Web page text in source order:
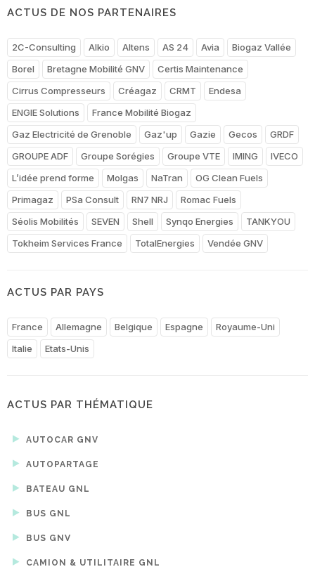
ACTUS DE NOS PARTENAIRES
2C-Consulting Alkio Altens AS 24 Avia
Biogaz Vallée
Borel
Bretagne Mobilité GNV
Certis Maintenance
Cirrus Compresseurs
Créagaz CRMT
Endesa
ENGIE Solutions
France Mobilité Biogaz
Gaz Electricité de Grenoble
Gaz'up Gazie Gecos
GRDF
GROUPE ADF
Groupe Sorégies Groupe VTE IMING
IVECO
L’idée prend forme
Molgas NaTran
OG Clean Fuels
Primagaz
PSa Consult RN7 NRJ
Romac Fuels
Séolis Mobilités
SEVEN Shell Synqo Energies
TANKYOU
Tokheim Services France
TotalEnergies Vendée GNV
ACTUS PAR PAYS
France Allemagne Belgique Espagne
Royaume-Uni
Italie
Etats-Unis
ACTUS PAR THÉMATIQUE
AUTOCAR GNV
AUTOPARTAGE
BATEAU GNL
BUS GNL
BUS GNV
CAMION & UTILITAIRE GNL